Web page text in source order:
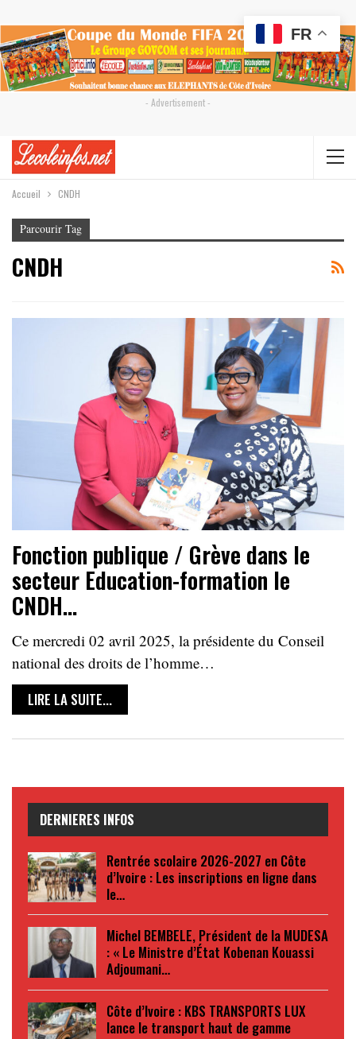
- Advertisement -
Accueil CNDH
Parcourir Tag
CNDH
Fonction publique / Grève dans le
secteur Education-formation le
CNDH…
Ce mercredi 02 avril 2025, la présidente du Conseil
national des droits de l’homme…
LIRE LA SUITE...
DERNIERES INFOS
Rentrée scolaire 2026-2027 en Côte
d’Ivoire : Les inscriptions en ligne dans
le…
Michel BEMBELE, Président de la MUDESA
: « Le Ministre d’État Kobenan Kouassi
Adjoumani…
Côte d’Ivoire : KBS TRANSPORTS LUX
lance le transport haut de gamme
FR